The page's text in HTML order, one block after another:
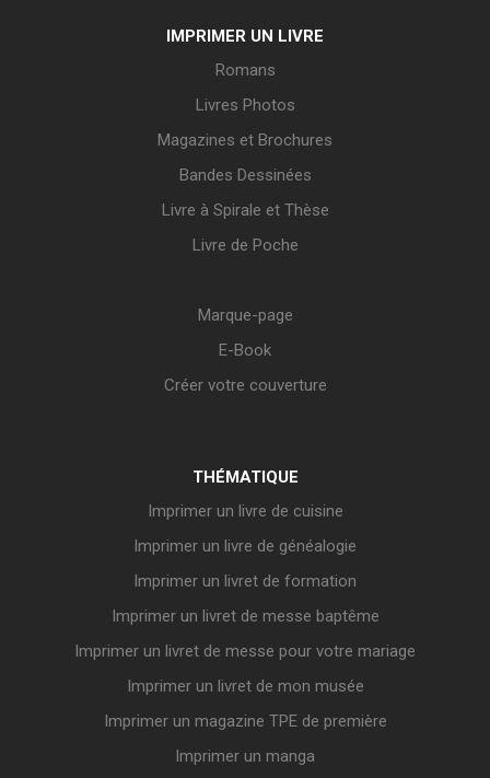
IMPRIMER UN LIVRE
Romans
Livres Photos
Magazines et Brochures
Bandes Dessinées
Livre à Spirale et Thèse
Livre de Poche
Marque-page
E-Book
Créer votre couverture
THÉMATIQUE
Imprimer un livre de cuisine
Imprimer un livre de généalogie
Imprimer un livret de formation
Imprimer un livret de messe baptême
Imprimer un livret de messe pour votre mariage
Imprimer un livret de mon musée
Imprimer un magazine TPE de première
Imprimer un manga